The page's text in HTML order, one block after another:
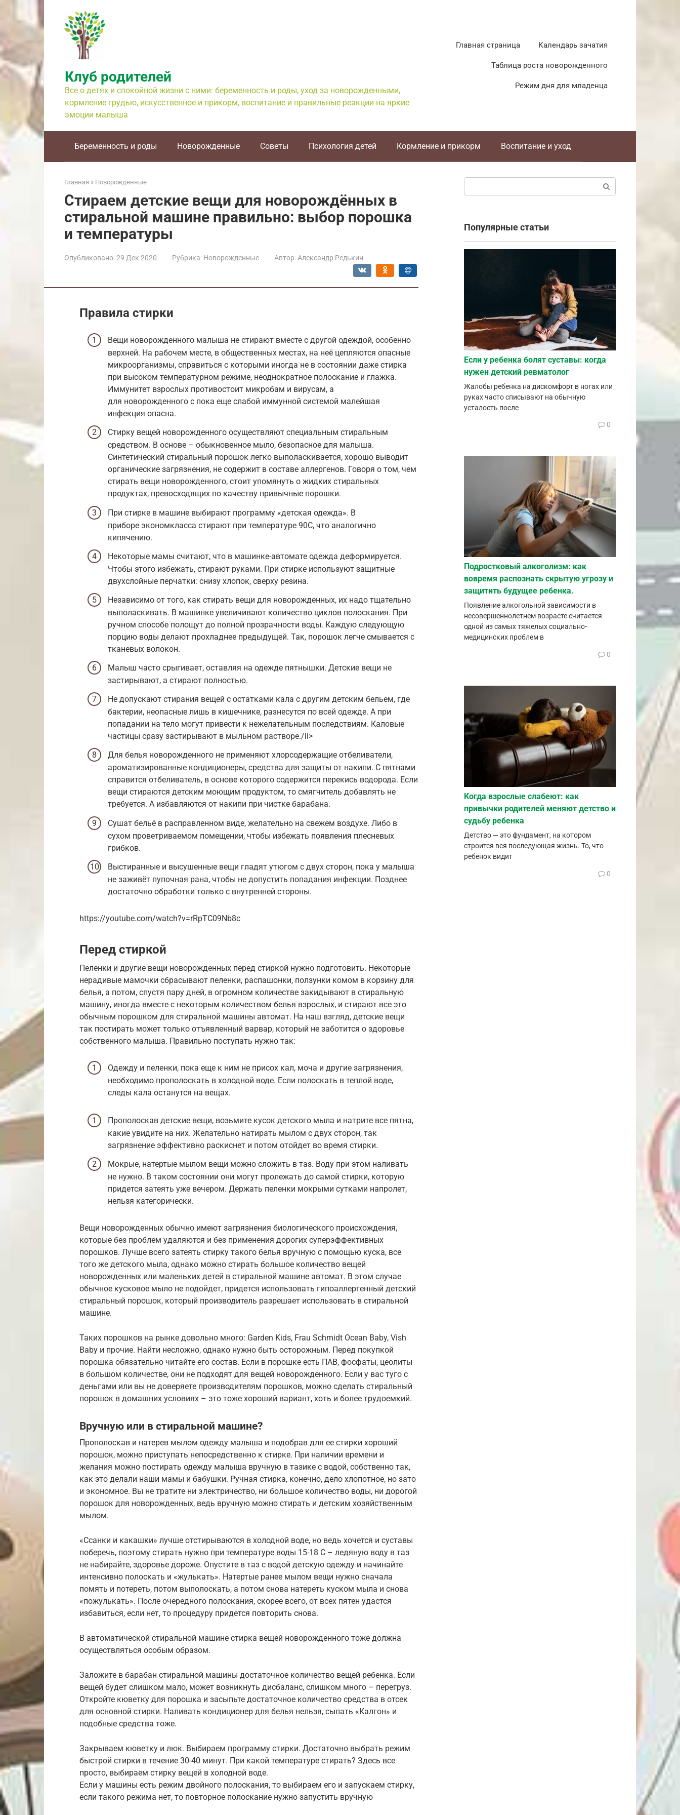
контенту
Клуб родителей
Все о детях и спокойной жизни с ними: беременность и роды, уход за новорожденными,
кормление грудью, искусственное и прикорм, воспитание и правильные реакции на яркие
эмоции малыша
Главная страница Календарь зачатия
Таблица роста новорожденного
Режим дня для младенца
Беременность и роды Новорожденные Советы Психология детей Кормление и прикорм Воспитание и уход
Главная » Новорожденные
Стираем детские вещи для новорождённых в
стиральной машине правильно: выбор порошка
и температуры
Опубликовано:29 Дек 2020 Рубрика: Новорожденные Автор: Александр Редькин
Правила стирки
Вещи новорожденного малыша не стирают вместе с другой одеждой, особенно
верхней. На рабочем месте, в общественных местах, на неё цепляются опасные
микроорганизмы, справиться с которыми иногда не в состоянии даже стирка
при высоком температурном режиме, неоднократное полоскание и глажка.
Иммунитет взрослых противостоит микробам и вирусам, а
для новорожденного с пока еще слабой иммунной системой малейшая
инфекция опасна.
Стирку вещей новорожденного осуществляют специальным стиральным
средством. В основе – обыкновенное мыло, безопасное для малыша.
Синтетический стиральный порошок легко выполаскивается, хорошо выводит
органические загрязнения, не содержит в составе аллергенов. Говоря о том, чем
стирать вещи новорожденного, стоит упомянуть о жидких стиральных
продуктах, превосходящих по качеству привычные порошки.
При стирке в машине выбирают программу «детская одежда». В
приборе экономкласса стирают при температуре 90C, что аналогично
кипячению.
Некоторые мамы считают, что в машинке-автомате одежда деформируется.
Чтобы этого избежать, стирают руками. При стирке используют защитные
двухслойные перчатки: снизу хлопок, сверху резина.
Независимо от того, как стирать вещи для новорожденных, их надо тщательно
выполаскивать. В машинке увеличивают количество циклов полоскания. При
ручном способе полощут до полной прозрачности воды. Каждую следующую
порцию воды делают прохладнее предыдущей. Так, порошок легче смывается с
тканевых волокон.
Малыш часто срыгивает, оставляя на одежде пятнышки. Детские вещи не
застирывают, а стирают полностью.
Не допускают стирания вещей с остатками кала с другим детским бельем, где
бактерии, неопасные лишь в кишечнике, разнесутся по всей одежде. А при
попадании на тело могут привести к нежелательным последствиям. Каловые
частицы сразу застирывают в мыльном растворе./li>
Для белья новорожденного не применяют хлорсодержащие отбеливатели,
ароматизированные кондиционеры, средства для защиты от накипи. С пятнами
справится отбеливатель, в основе которого содержится перекись водорода. Если
вещи стираются детским моющим продуктом, то смягчитель добавлять не
требуется. А избавляются от накипи при чистке барабана.
Сушат бельё в расправленном виде, желательно на свежем воздухе. Либо в
сухом проветриваемом помещении, чтобы избежать появления плесневых
грибков.
Выстиранные и высушенные вещи гладят утюгом с двух сторон, пока у малыша
не заживёт пупочная рана, чтобы не допустить попадания инфекции. Позднее
достаточно обработки только с внутренней стороны.
https://youtube.com/watch?v=rRpTC09Nb8c
Перед стиркой
Пеленки и другие вещи новорожденных перед стиркой нужно подготовить. Некоторые
нерадивые мамочки сбрасывают пеленки, распашонки, ползунки комом в корзину для
белья, а потом, спустя пару дней, в огромном количестве закидывают в стиральную
машину, иногда вместе с некоторым количеством белья взрослых, и стирают все это
обычным порошком для стиральной машины автомат. На наш взгляд, детские вещи
так постирать может только отъявленный варвар, который не заботится о здоровье
собственного малыша. Правильно поступать нужно так:
Одежду и пеленки, пока еще к ним не присох кал, моча и другие загрязнения,
необходимо прополоскать в холодной воде. Если полоскать в теплой воде,
следы кала останутся на вещах.
Прополоскав детские вещи, возьмите кусок детского мыла и натрите все пятна,
какие увидите на них. Желательно натирать мылом с двух сторон, так
загрязнение эффективно раскиснет и потом отойдет во время стирки.
Мокрые, натертые мылом вещи можно сложить в таз. Воду при этом наливать
не нужно. В таком состоянии они могут пролежать до самой стирки, которую
придется затеять уже вечером. Держать пеленки мокрыми сутками напролет,
нельзя категорически.
Вещи новорожденных обычно имеют загрязнения биологического происхождения,
которые без проблем удаляются и без применения дорогих суперэффективных
порошков. Лучше всего затеять стирку такого белья вручную с помощью куска, все
того же детского мыла, однако можно стирать большое количество вещей
новорожденных или маленьких детей в стиральной машине автомат. В этом случае
обычное кусковое мыло не подойдет, придется использовать гипоаллергенный детский
стиральный порошок, который производитель разрешает использовать в стиральной
машине.
Таких порошков на рынке довольно много: Garden Kids, Frau Schmidt Ocean Baby, Vish
Baby и прочие. Найти несложно, однако нужно быть осторожным. Перед покупкой
порошка обязательно читайте его состав. Если в порошке есть ПАВ, фосфаты, цеолиты
в большом количестве, они не подходят для вещей новорожденного. Если у вас туго с
деньгами или вы не доверяете производителям порошков, можно сделать стиральный
порошок в домашних условиях – это тоже хороший вариант, хоть и более трудоемкий.
Вручную или в стиральной машине?
Прополоскав и натерев мылом одежду малыша и подобрав для ее стирки хороший
порошок, можно приступать непосредственно к стирке. При наличии времени и
желания можно постирать одежду малыша вручную в тазике с водой, собственно так,
как это делали наши мамы и бабушки. Ручная стирка, конечно, дело хлопотное, но зато
и экономное. Вы не тратите ни электричество, ни большое количество воды, ни дорогой
порошок для новорожденных, ведь вручную можно стирать и детским хозяйственным
мылом.
«Ссанки и какашки» лучше отстирываются в холодной воде, но ведь хочется и суставы
поберечь, поэтому стирать нужно при температуре воды 15-18 С – ледяную воду в таз
не набирайте, здоровье дороже. Опустите в таз с водой детскую одежду и начинайте
интенсивно полоскать и «жулькать». Натертые ранее мылом вещи нужно сначала
помять и потереть, потом выполоскать, а потом снова натереть куском мыла и снова
«пожулькать». После очередного полоскания, скорее всего, от всех пятен удастся
избавиться, если нет, то процедуру придется повторить снова.
В автоматической стиральной машине стирка вещей новорожденного тоже должна
осуществляться особым образом.
Заложите в барабан стиральной машины достаточное количество вещей ребенка. Если
вещей будет слишком мало, может возникнуть дисбаланс, слишком много – перегруз.
Откройте кюветку для порошка и засыпьте достаточное количество средства в отсек
для основной стирки. Наливать кондиционер для белья нельзя, сыпать «Калгон» и
подобные средства тоже.
Закрываем кюветку и люк. Выбираем программу стирки. Достаточно выбрать режим
быстрой стирки в течение 30-40 минут. При какой температуре стирать? Здесь все
просто, выбираем стирку вещей в холодной воде.
Если у машины есть режим двойного полоскания, то выбираем его и запускаем стирку,
если такого режима нет, то повторное полоскание нужно запустить вручную
Популярные статьи
Если у ребенка болят суставы: когда
нужен детский ревматолог
Жалобы ребенка на дискомфорт в ногах или
руках часто списывают на обычную
усталость после
0
Подростковый алкоголизм: как
вовремя распознать скрытую угрозу и
защитить будущее ребенка.
Появление алкогольной зависимости в
несовершеннолетнем возрасте считается
одной из самых тяжелых социально-
медицинских проблем в
0
Когда взрослые слабеют: как
привычки родителей меняют детство и
судьбу ребенка
Детство — это фундамент, на котором
строится вся последующая жизнь. То, что
ребенок видит
0